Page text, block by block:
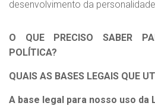
desenvolvimento da
O QUE PRECISO SABER
POLÍTICA?
QUAIS AS BASES LEGAIS QUE
A base legal para nosso uso da